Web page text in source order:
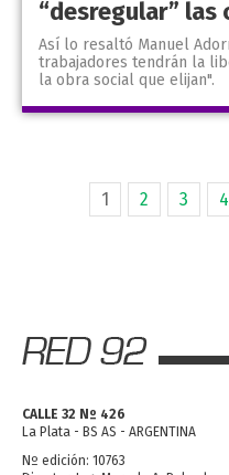
“desregular” las
Así lo resaltó Manuel
trabajadores tendrán la
la obra social que elijan".
1 2 3 4
CALLE 32 Nº 426
La Plata - BS AS - ARGENTINA
Nº edición: 10763